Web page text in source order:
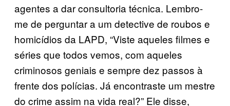
agentes a dar consultoria técnica. Lembro-
me de perguntar a um detective de roubos e
homicídios da LAPD, “Viste aqueles filmes e
séries que todos vemos, com aqueles
criminosos geniais e sempre dez passos à
frente dos polícias. Já encontraste um mestre
do crime assim na vida real?” Ele disse,